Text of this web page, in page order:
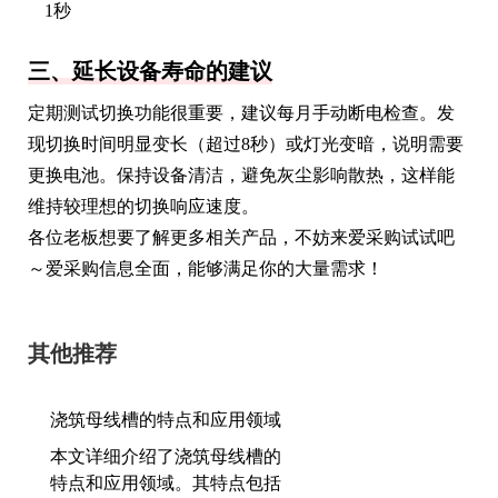
1秒
三、延长设备寿命的建议
定期测试切换功能很重要，建议每月手动断电检查。发
现切换时间明显变长（超过8秒）或灯光变暗，说明需要
更换电池。保持设备清洁，避免灰尘影响散热，这样能
维持较理想的切换响应速度。
各位老板想要了解更多相关产品，不妨来爱采购试试吧
～爱采购信息全面，能够满足你的大量需求！
其他推荐
浇筑母线槽的特点和应用领域
本文详细介绍了浇筑母线槽的
特点和应用领域。其特点包括